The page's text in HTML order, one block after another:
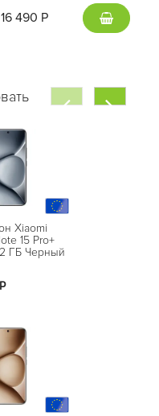
16 490 Р
Xiaomi
15 Pro+
ГБ Черный